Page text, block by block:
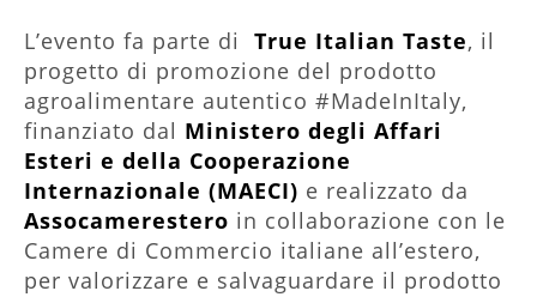
L’evento fa parte di True Italian Taste, il
progetto di promozione del prodotto
agroalimentare autentico #MadeInItaly,
finanziato dal Ministero degli Affari
Esteri e della Cooperazione
Internazionale (MAECI) e realizzato da
Assocamerestero in collaborazione con le
Camere di Commercio italiane all’estero,
per valorizzare e salvaguardare il prodotto